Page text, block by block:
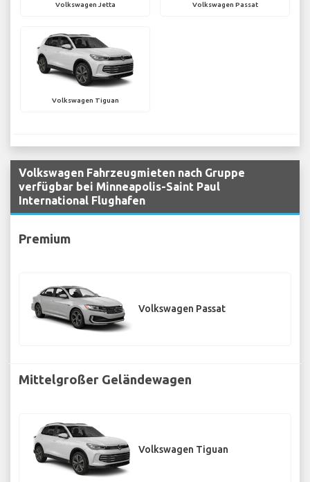
Volkswagen Jetta Volkswagen Passat
Volkswagen Tiguan
Volkswagen Fahrzeugmieten nach Gruppe
verfügbar bei Minneapolis-Saint Paul
International Flughafen
Premium
Volkswagen Passat
Mittelgroßer Geländewagen
Volkswagen Tiguan